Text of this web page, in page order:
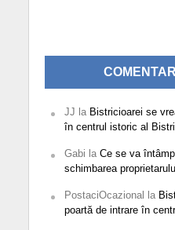
JJ la Bistricioarei se
în centrul istoric al
Gabi la Ce se va
schimbarea
PostaciOcazional la
poartă de intrare în